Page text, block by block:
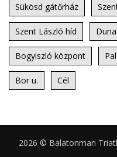
Sükösd gátőrház
Szent László híd
Bogyiszló központ
Bor u. Cél
2026 © Balatonman